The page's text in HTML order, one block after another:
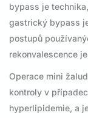
bypass je
gastrický bypass
postupů
rekonvalescence
Operace mini
kontroly v
hyperlipidemie, a